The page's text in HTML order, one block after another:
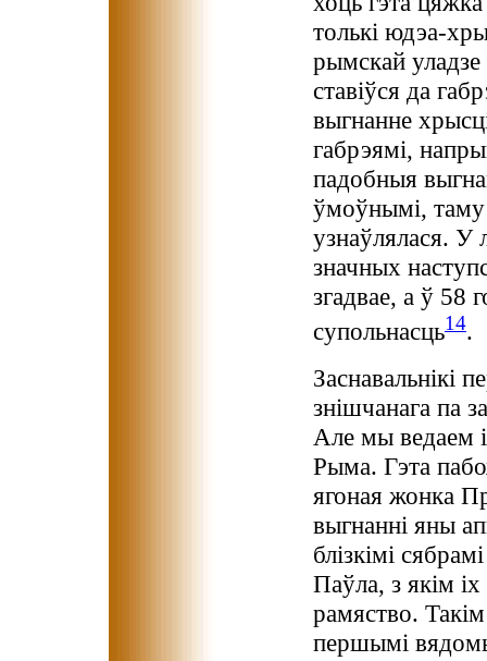
толькі юдэа-
рымскай
ставіўся да
выгнанне
габрэямі,
падобныя
ўмоўнымі, таму
узнаўлялася. У
значных
згадвае, а ў 58
супольнасць14.
Заснавальнікі
знішчанага па
Але мы ведаем
Рыма. Гэта
ягоная жонка
выгнанні яны
блізкімі
Паўла, з якім
рамяство.
першымі